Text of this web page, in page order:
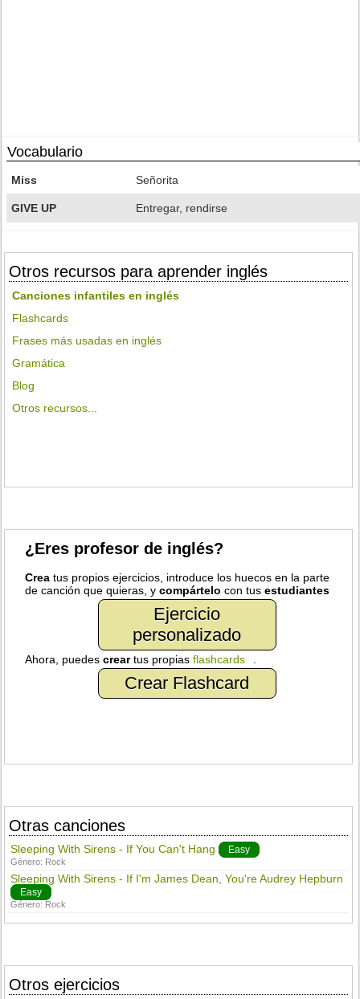
Vocabulario
Miss Señorita
GIVE UP Entregar, rendirse
Otros recursos para aprender inglés
Canciones infantiles en inglés
Flashcards
Frases más usadas en inglés
Gramática
Blog
Otros recursos...
¿Eres profesor de inglés?
Crea tus propios ejercicios, introduce los huecos en la parte
de canción que quieras, ycompártelo con tusestudiantes
Ejercicio
personalizado
Ahora, puedescreartus propiasflashcards
Crear Flashcard
Otras canciones
Sleeping With Sirens - If You Can't Hang Easy
Género: Rock
Sleeping With Sirens - If I'm James Dean, You're Audrey Hepburn
Easy
Género: Rock
Otros ejercicios